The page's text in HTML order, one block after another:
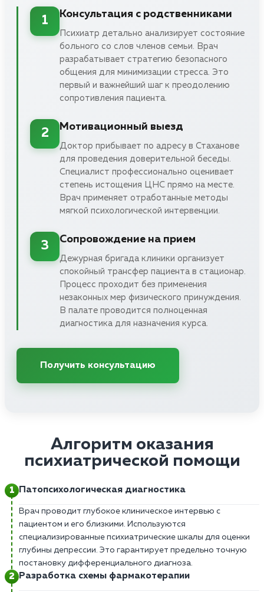
1
Консультация с родственниками
Психиатр детально анализирует состояние
больного со слов членов семьи. Врач
разрабатывает стратегию безопасного
общения для минимизации стресса. Это
первый и важнейший шаг к преодолению
сопротивления пациента.
2
Мотивационный выезд
Доктор прибывает по адресу в Стаханове
для проведения доверительной беседы.
Специалист профессионально оценивает
степень истощения ЦНС прямо на месте.
Врач применяет отработанные методы
мягкой психологической интервенции.
3
Сопровождение на прием
Дежурная бригада клиники организует
спокойный трансфер пациента в стационар.
Процесс проходит без применения
незаконных мер физического принуждения.
В палате проводится полноценная
диагностика для назначения курса.
Получить консультацию
Алгоритм оказания
психиатрической помощи
Патопсихологическая диагностика
Врач проводит глубокое клиническое интервью с
пациентом и его близкими. Используются
специализированные психиатрические шкалы для оценки
глубины депрессии. Это гарантирует предельно точную
постановку дифференциального диагноза.
Разработка схемы фармакотерапии